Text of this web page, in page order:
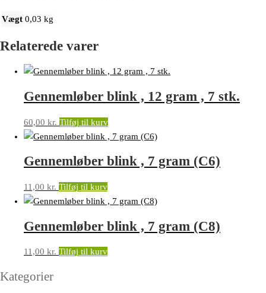
Vægt 0,03 kg
Relaterede varer
Gennemløber blink , 12 gram , 7 stk.
60,00 kr. Tilføj til kurv
Gennemløber blink , 7 gram (C6)
11,00 kr. Tilføj til kurv
Gennemløber blink , 7 gram (C8)
11,00 kr. Tilføj til kurv
Kategorier